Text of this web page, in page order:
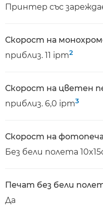
Принтер със
Скорост на
приблиз. 11 ipm2
Скорост на цветен
приблиз. 6,0 ipm3
Скорост на
Без бели полета
Печат без бели
Да